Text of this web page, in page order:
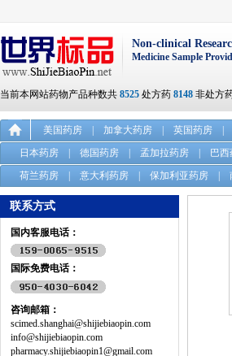
Non-clinical
Medicine Sample
当前本网站药物产品种数共 8525 处方药 8148 非处方
美国药房 加拿大药房 英国药房
日本药房
德国药房 孟加拉药房 巴
荷兰药房
意大利药房 保加利亚药房
联系方式
国内客服电话：
国际免费电话：
咨询邮箱：
scimed.shanghai@shijiebiaopin.com
info@shijiebiaopin.com
pharmacy.shijiebiaopin1@gmail.com